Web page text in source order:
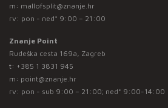
m: mallofsplit@znanje.hr
rv: pon - ned* 9:00 – 21:00
Znanje Point
Rudeška cesta 169a, Zagreb
t: +385 1 3831 945
m: point@znanje.hr
rv: pon - sub 9:00 – 21:00; ned* 9:00-14:00